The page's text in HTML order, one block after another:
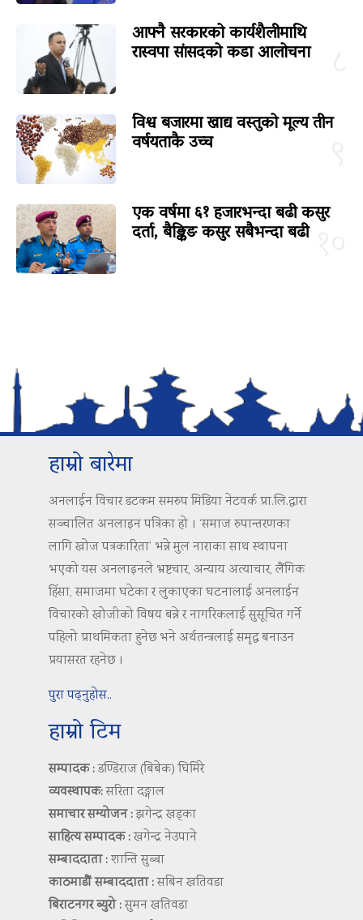
आफ्नै सरकारको कार्यशैलीमाथि
रास्वपा सांसदको कडा आलोचना
विश्व बजारमा खाद्य वस्तुको मूल्य तीन
वर्षयताकै उच्च
एक वर्षमा ६१ हजारभन्दा बढी कसुर
दर्ता, बैङ्किङ कसुर सबैभन्दा बढी
हाम्रो बारेमा
अनलाईन विचार डटकम समरुप मिडिया नेटवर्क प्रा.लि.द्वारा
सञ्चालित अनलाइन पत्रिका हो । ‘समाज रुपान्तरणका
लागि खोज पत्रकारिता’ भन्ने मुल नाराका साथ स्थापना
भएको यस अनलाइनले भ्रष्टचार, अन्याय अत्याचार, लैंगिक
हिंसा, समाजमा घटेका र लुकाएका घटनालाई अनलाईन
विचारको खोजीको विषय बन्ने र नागरिकलाई सुसूचित गर्ने
पहिलो प्राथमिकता हुनेछ भने अर्थतन्त्रलाई समृद्ध बनाउन
प्रयासरत रहनेछ ।
पुरा पढ्नुहोस..
हाम्रो टिम
सम्पादक :डण्डिराज (बिबेक) घिमिरे
व्यवस्थापक:सरिता दङ्गाल
समाचार सम्योजन :झगेन्द्र खड्का
साहित्य सम्पादक :खगेन्द्र नेउपाने
सम्बाददाता :शान्ति सुब्बा
काठमाडौं सम्बाददाता :सबिन खतिवडा
बिराटनगर ब्युरो :सुमन खतिवडा